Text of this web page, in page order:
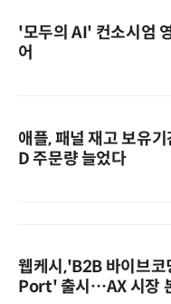
'모두의 AI' 컨소시엄
어
애플, 패널 재고 보유
D 주문량 늘었다
웹케시,'B2B 바이브
Port' 출시…AX 시장